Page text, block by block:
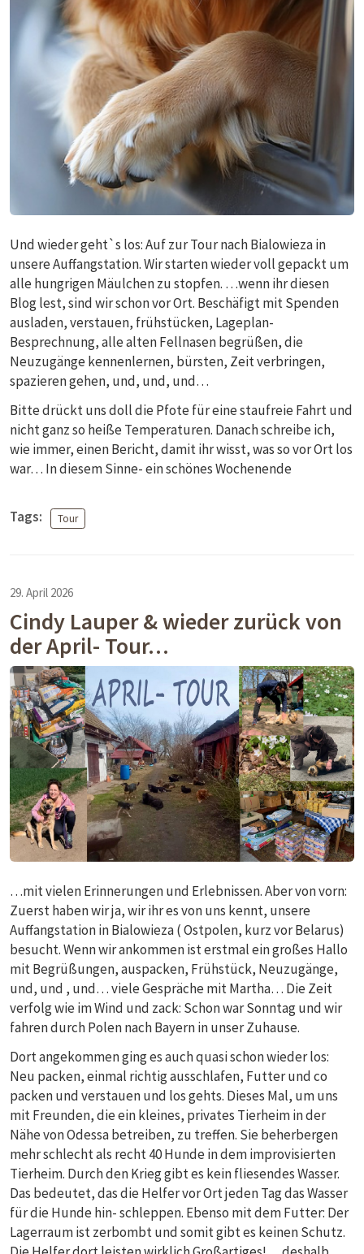
Und wieder geht`s los: Auf zur Tour nach Bialowieza in
unsere Auffangstation. Wir starten wieder voll gepackt um
alle hungrigen Mäulchen zu stopfen. …wenn ihr diesen
Blog lest, sind wir schon vor Ort. Beschäfigt mit Spenden
ausladen, verstauen, frühstücken, Lageplan-
Besprechnung, alle alten Fellnasen begrüßen, die
Neuzugänge kennenlernen, bürsten, Zeit verbringen,
spazieren gehen, und, und, und…
Bitte drückt uns doll die Pfote für eine staufreie Fahrt und
nicht ganz so heiße Temperaturen. Danach schreibe ich,
wie immer, einen Bericht, damit ihr wisst, was so vor Ort los
war… In diesem Sinne- ein schönes Wochenende
Tags: Tour
29. April 2026
Cindy Lauper & wieder zurück von
der April- Tour…
…mit vielen Erinnerungen und Erlebnissen. Aber von vorn:
Zuerst haben wir ja, wir ihr es von uns kennt, unsere
Auffangstation in Bialowieza ( Ostpolen, kurz vor Belarus)
besucht. Wenn wir ankommen ist erstmal ein großes Hallo
mit Begrüßungen, auspacken, Frühstück, Neuzugänge,
und, und , und… viele Gespräche mit Martha… Die Zeit
verfolg wie im Wind und zack: Schon war Sonntag und wir
fahren durch Polen nach Bayern in unser Zuhause.
Dort angekommen ging es auch quasi schon wieder los:
Neu packen, einmal richtig ausschlafen, Futter und co
packen und verstauen und los gehts. Dieses Mal, um uns
mit Freunden, die ein kleines, privates Tierheim in der
Nähe von Odessa betreiben, zu treffen. Sie beherbergen
mehr schlecht als recht 40 Hunde in dem improvisierten
Tierheim. Durch den Krieg gibt es kein fliesendes Wasser.
Das bedeutet, das die Helfer vor Ort jeden Tag das Wasser
für die Hunde hin- schleppen. Ebenso mit dem Futter: Der
Lagerraum ist zerbombt und somit gibt es keinen Schutz.